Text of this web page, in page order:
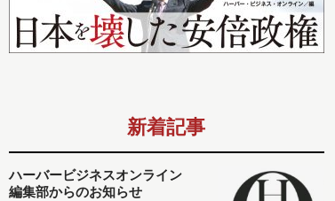
新着記事
ハーバービジネスオンライン
編集部からのお知らせ